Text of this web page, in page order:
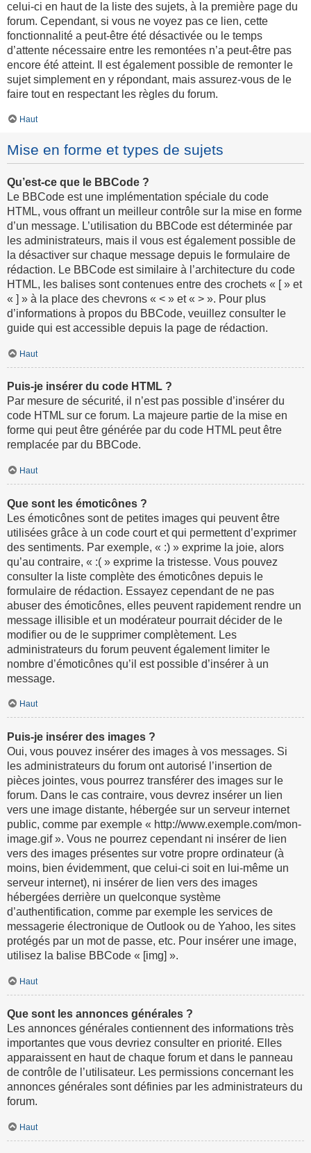
celui-ci en haut de la liste des sujets, à la première page du
forum. Cependant, si vous ne voyez pas ce lien, cette
fonctionnalité a peut-être été désactivée ou le temps
d’attente nécessaire entre les remontées n’a peut-être pas
encore été atteint. Il est également possible de remonter le
sujet simplement en y répondant, mais assurez-vous de le
faire tout en respectant les règles du forum.
Haut
Mise en forme et types de sujets
Qu’est-ce que le BBCode ?
Le BBCode est une implémentation spéciale du code
HTML, vous offrant un meilleur contrôle sur la mise en forme
d’un message. L’utilisation du BBCode est déterminée par
les administrateurs, mais il vous est également possible de
la désactiver sur chaque message depuis le formulaire de
rédaction. Le BBCode est similaire à l’architecture du code
HTML, les balises sont contenues entre des crochets « [ » et
« ] » à la place des chevrons « < » et « > ». Pour plus
d’informations à propos du BBCode, veuillez consulter le
guide qui est accessible depuis la page de rédaction.
Haut
Puis-je insérer du code HTML ?
Par mesure de sécurité, il n’est pas possible d’insérer du
code HTML sur ce forum. La majeure partie de la mise en
forme qui peut être générée par du code HTML peut être
remplacée par du BBCode.
Haut
Que sont les émoticônes ?
Les émoticônes sont de petites images qui peuvent être
utilisées grâce à un code court et qui permettent d’exprimer
des sentiments. Par exemple, « :) » exprime la joie, alors
qu’au contraire, « :( » exprime la tristesse. Vous pouvez
consulter la liste complète des émoticônes depuis le
formulaire de rédaction. Essayez cependant de ne pas
abuser des émoticônes, elles peuvent rapidement rendre un
message illisible et un modérateur pourrait décider de le
modifier ou de le supprimer complètement. Les
administrateurs du forum peuvent également limiter le
nombre d’émoticônes qu’il est possible d’insérer à un
message.
Haut
Puis-je insérer des images ?
Oui, vous pouvez insérer des images à vos messages. Si
les administrateurs du forum ont autorisé l’insertion de
pièces jointes, vous pourrez transférer des images sur le
forum. Dans le cas contraire, vous devrez insérer un lien
vers une image distante, hébergée sur un serveur internet
public, comme par exemple « http://www.exemple.com/mon-
image.gif ». Vous ne pourrez cependant ni insérer de lien
vers des images présentes sur votre propre ordinateur (à
moins, bien évidemment, que celui-ci soit en lui-même un
serveur internet), ni insérer de lien vers des images
hébergées derrière un quelconque système
d’authentification, comme par exemple les services de
messagerie électronique de Outlook ou de Yahoo, les sites
protégés par un mot de passe, etc. Pour insérer une image,
utilisez la balise BBCode « [img] ».
Haut
Que sont les annonces générales ?
Les annonces générales contiennent des informations très
importantes que vous devriez consulter en priorité. Elles
apparaissent en haut de chaque forum et dans le panneau
de contrôle de l’utilisateur. Les permissions concernant les
annonces générales sont définies par les administrateurs du
forum.
Haut